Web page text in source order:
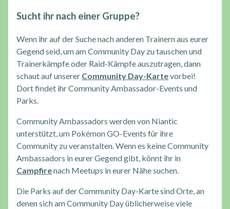
Sucht ihr nach einer Gruppe?
Wenn ihr auf der Suche nach anderen Trainern aus eurer
Gegend seid, um am Community Day zu tauschen und
Trainerkämpfe oder Raid-Kämpfe auszutragen, dann
schaut auf unserer Community Day-Kartevorbei!
Dort findet ihr Community Ambassador-Events und
Parks.
Community Ambassadors werden von Niantic
unterstützt, um Pokémon GO-Events für ihre
Community zu veranstalten. Wenn es keine Community
Ambassadors in eurer Gegend gibt, könnt ihr in
Campfirenach Meetups in eurer Nähe suchen.
Die Parks auf der Community Day-Karte sind Orte, an
denen sich am Community Day üblicherweise viele